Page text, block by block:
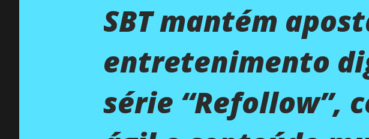
SBT mantém
entretenimento
série “Refollow”,